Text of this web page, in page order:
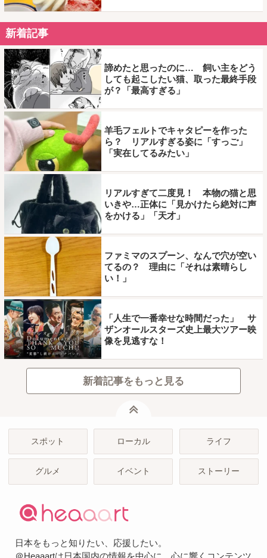
新着記事
諦めたと思ったのに… 飼い主をどう
しても起こしたい猫、取った最終手段
が？「最高すぎる」
羊毛フェルトでキャタピーを作った
ら？ リアルすぎる姿に「すっご」
「実在してるみたい」
リアルすぎて二度見！ 本物の猫と思
いきや…正体に「見かけたら絶対に声
をかける」「天才」
ファミマのスプーン、なんで穴が空い
てるの？ 理由に「それは素晴らし
い！」
「人生で一番幸せな時間だった」 サ
ザンオールスターズ史上最大ツアー映
像を見逃すな！
新着記事をもっと見る
スポット ローカル ライフ
グルメ イベント ストーリー
日本をもっと知りたい、応援したい。
＠Heaaartは日本国内の情報を中心に、心に響くコンテンツ